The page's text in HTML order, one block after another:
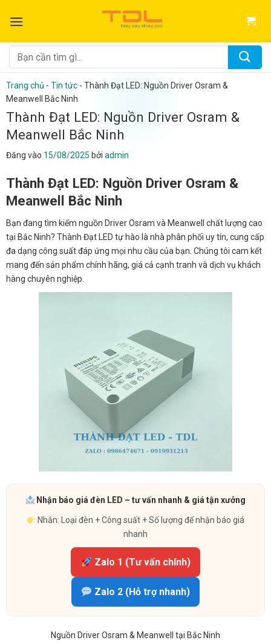
qua
dung
Tìm
kiếm:
Trang chủ - Tin tức - Thành Đạt LED: Nguồn Driver Osram &
Meanwell Bắc Ninh
Thành Đạt LED: Nguồn Driver Osram &
Meanwell Bắc Ninh
Đăng vào 15/08/2025 bởi admin
Thành Đạt LED: Nguồn Driver Osram &
Meanwell Bắc Ninh
Bạn đang tìm kiếm nguồn Driver Osram và Meanwell chất lượng cao
tại Bắc Ninh? Thành Đạt LED tự hào là nhà phân phối uy tín, cung cấp
đa dạng công suất đáp ứng mọi nhu cầu của bạn. Chúng tôi cam kết
mang đến sản phẩm chính hãng, giá cả cạnh tranh và dịch vụ khách
hàng chuyên nghiệp.
Nhận báo giá đèn LED – tư vấn nhanh & giá tận xưởng
Nhắn: Loại đèn + Công suất + Số lượng để nhận báo giá
nhanh
Zalo 1 (Tư vấn chính)
Zalo 2 (Hỗ trợ nhanh)
Nguồn Driver Osram & Meanwell tại Bắc Ninh